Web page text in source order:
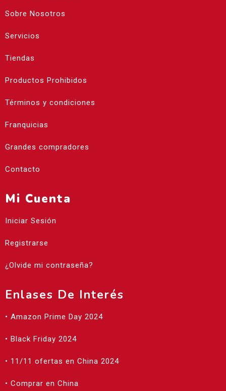
Sobre Nosotros
Servicios
Tiendas
Productos Prohibidos
Términos y condiciones
Franquicias
Grandes compradores
Contacto
Mi Cuenta
Iniciar Sesión
Registrarse
¿Olvide mi contraseña?
Enlases De Interés
• Amazon Prime Day 2024
• Black Friday 2024
• 11/11 ofertas en China 2024
• Comprar en China